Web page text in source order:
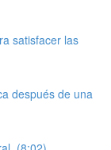
satisfacer las
después de una